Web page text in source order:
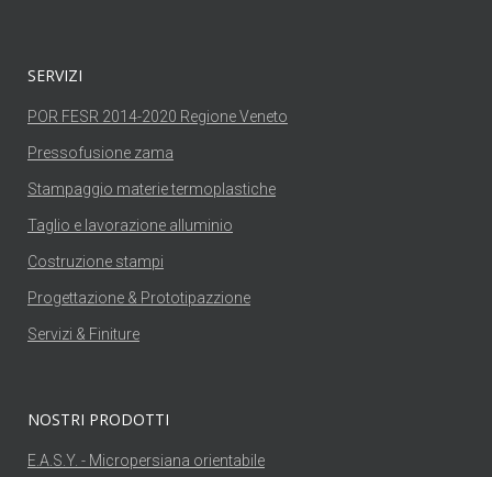
SERVIZI
POR FESR 2014-2020 Regione Veneto
Pressofusione zama
Stampaggio materie termoplastiche
Taglio e lavorazione alluminio
Costruzione stampi
Progettazione & Prototipazzione
Servizi & Finiture
NOSTRI PRODOTTI
E.A.S.Y. - Micropersiana orientabile